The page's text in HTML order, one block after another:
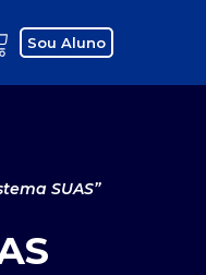
Sou Aluno
SUAS”